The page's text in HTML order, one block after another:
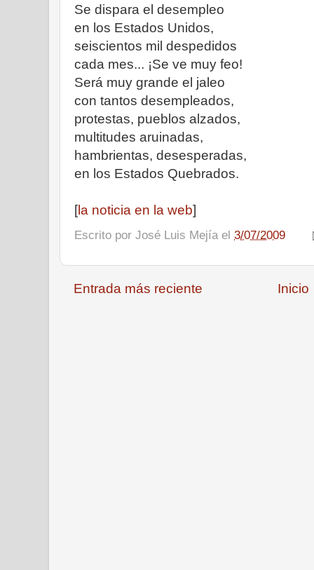
Se dispara el desempleo
en los Estados Unidos,
seiscientos mil despedidos
cada mes... ¡Se ve muy feo!
Será muy grande el jaleo
con tantos desempleados,
protestas, pueblos alzados,
multitudes aruinadas,
hambrientas, desesperadas,
en los Estados Quebrados.
[la noticia en la web]
Escrito por José Luis Mejía el 3/07/2009
Entrada más reciente Inicio